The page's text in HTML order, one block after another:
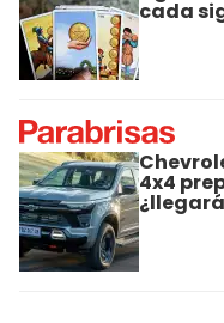
cada
4x4